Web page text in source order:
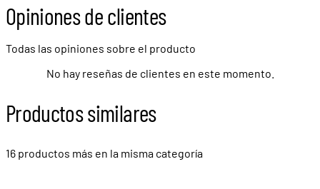
Opiniones de clientes
Todas las opiniones sobre el producto
No hay reseñas de clientes en este momento.
Productos similares
16 productos más en la misma categoría